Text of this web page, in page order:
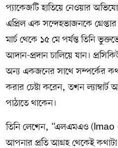
প্যাকেজটি হাতিয়ে নেওয়ার
এপ্রিল এক সন্দেহভাজনকে
মার্চ থেকে ১৫ মে পর্যন্ত তিনি
আদান-প্রদান চালিয়ে যান।
অন্য একজনের সাথে সম্পর্কের
করার চেষ্টা করেন, তখন ল্যাম্বার্ট
পাঠাতে থাকেন।
তিনি লেখেন, “এলএমএও (lmao
আপনার প্রতি আগ্রহ থেকেই